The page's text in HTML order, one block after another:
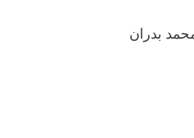
بدران